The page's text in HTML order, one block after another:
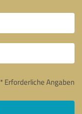
* Erforderliche Angaben